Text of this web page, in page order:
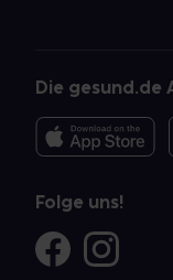
Die gesund.de
Folge uns!